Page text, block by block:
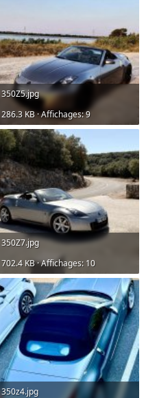
350Z5.jpg
286.3 KB · Affichages: 9
350Z7.jpg
702.4 KB · Affichages: 10
350z4.jpg